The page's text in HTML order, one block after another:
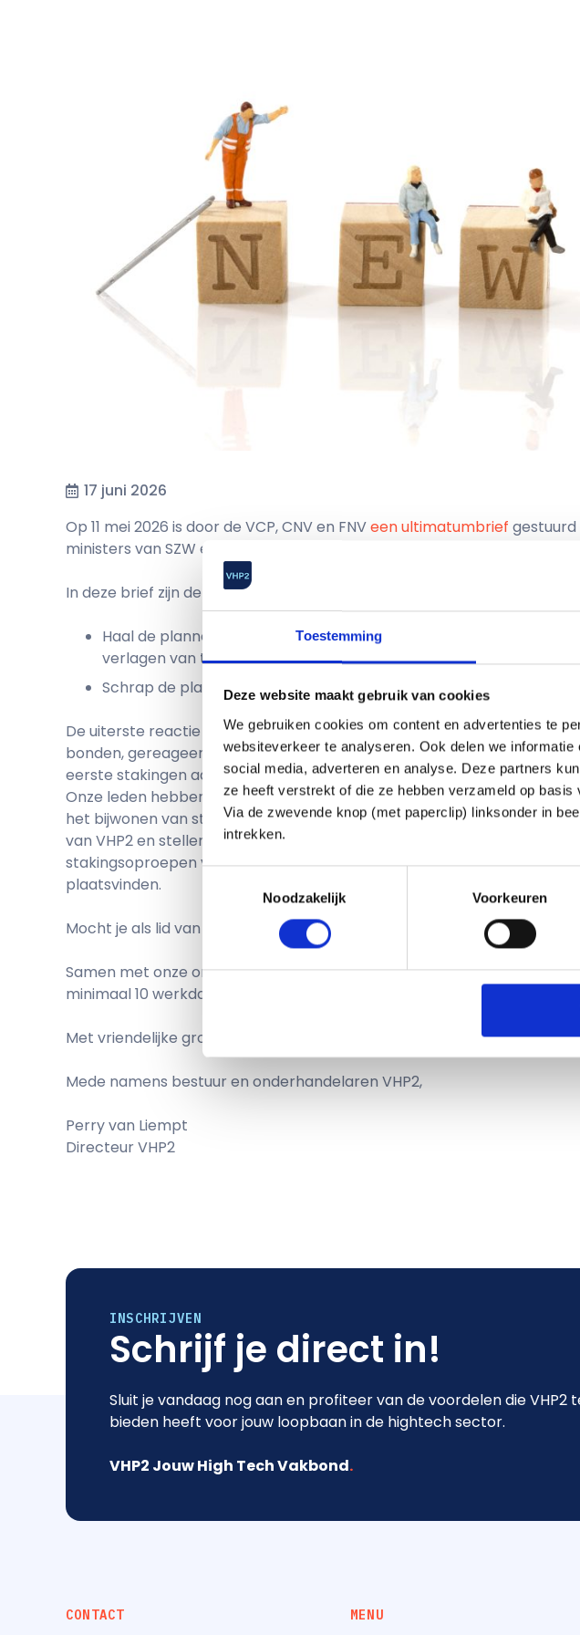
Toestemming
Deze website maakt gebruik van cookies
We gebruiken cookies om content en advertenties te
websiteverkeer te analyseren. Ook delen we
social media, adverteren en analyse. Deze partners
ze heeft verstrekt of die ze hebben verzameld op
Via de zwevende knop (met paperclip) linksonder in
intrekken.
Noodzakelijk
Voorkeuren
17 juni 2026
Op 11 mei 2026 is door de VCP, CNV en FNVeen ultimatumbrief gestuurd
ministers van SZW en Werk en Participatie. Als lid van de VCP
In deze brief zijn de volgende twee eisen gesteld aan het kabinet:
Haal de plannen in het regeerakkoord om de WW en de WIA uit te
verlagen van tafel.
Schrap de plannen om de AOW-leeftijd versneld te verhogen.
De uiterste reactie datum lag op 25 mei 2026. Het kabinet heeft niet,
bonden, gereageerd op het voorstel. De weg naar acties ligt daarmee
eerste stakingen aangekondigd, vanuit VHP2 steunen we de deze
Onze leden hebben, tot nu toe, aangegeven open te staan voor
het bijwonen van stakingen nu nog niet aan de orde is. We blijven
van VHP2 en stellen als daartoe opgeroepen door onze leden ons
stakingsoproepen verstuurd, het bijwonen van de aangekondigde
plaatsvinden.
Mocht je als lid van VHP2 willen staken stuur dan een bericht aan
Samen met onze onderhandelaren en bestuurders zullen we de
minimaal 10 werkdagen vóór de beoogde stakingsdag waaraan je mee
Met vriendelijke groet,
Mede namens bestuur en onderhandelaren VHP2,
Perry van Liempt
Directeur VHP2
INSCHRIJVEN
Schrijf je direct in!
Sluit je vandaag nog aan en profiteer van de voordelen die VHP2
bieden heeft voor jouw loopbaan in de hightech sector.
VHP2 Jouw High Tech Vakbond.
CONTACT MENU